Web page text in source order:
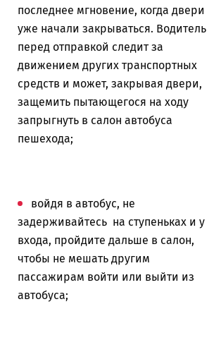
последнее мгновение, когда двери
уже начали закрываться. Водитель
перед отправкой следит за
движением других транспортных
средств и может, закрывая двери,
защемить пытающегося на ходу
запрыгнуть в салон автобуса
пешехода;
войдя в автобус, не
задерживайтесь на ступеньках и у
входа, пройдите дальше в салон,
чтобы не мешать другим
пассажирам войти или выйти из
автобуса;